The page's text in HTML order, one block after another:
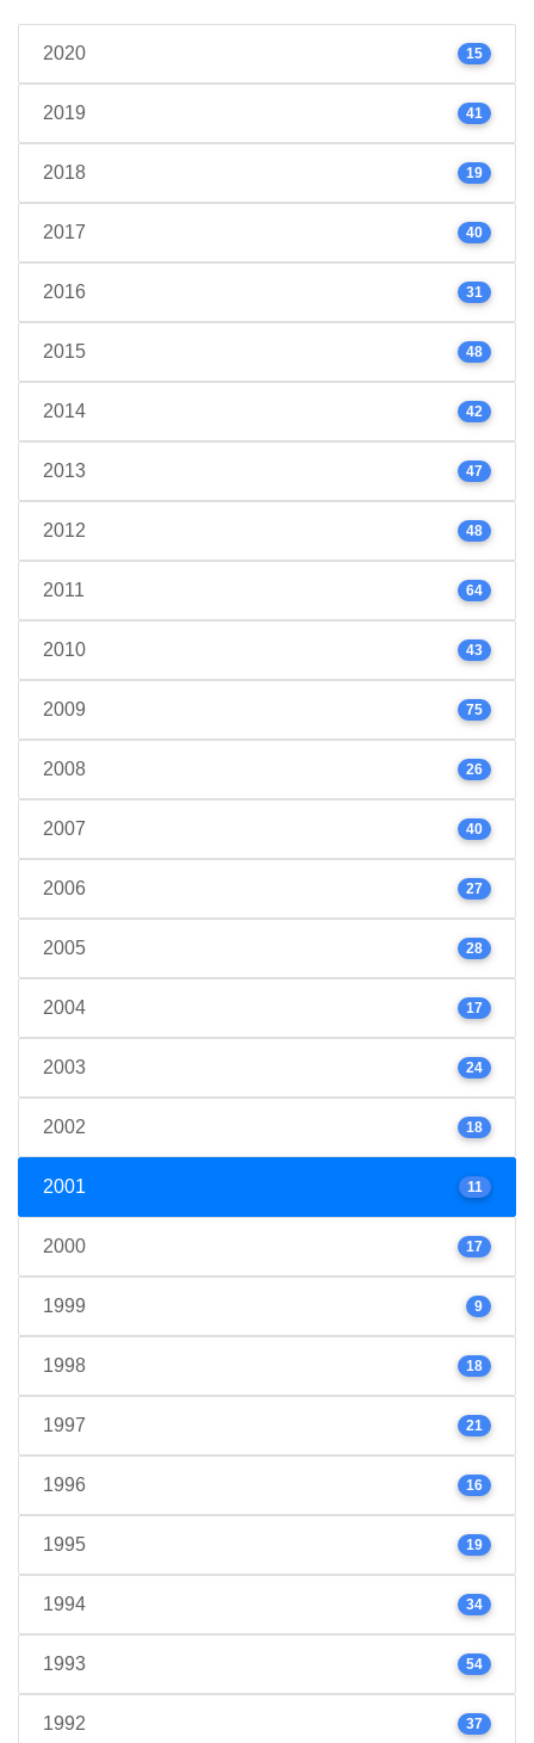
2020 15
2019 41
2018 19
2017 40
2016 31
2015 48
2014 42
2013 47
2012 48
2011 64
2010 43
2009 75
2008 26
2007 40
2006 27
2005 28
2004 17
2003 24
2002 18
2001 11
2000 17
1999 9
1998 18
1997 21
1996 16
1995 19
1994 34
1993 54
1992 37